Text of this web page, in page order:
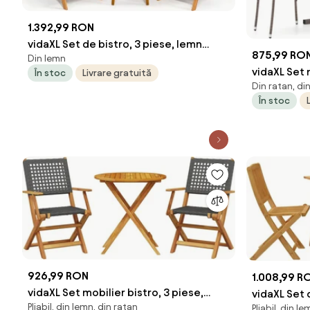
1.392,99 RON
vidaXL Set de bistro, 3 piese, lemn
masiv de acacia
Din lemn
În stoc
Livrare gratuită
875,99
vidaXL Set
maro
Din ratan,
În stoc
926,99 RON
vidaXL Set mobilier bistro, 3 piese,
Pliabil, din lemn, din ratan
1.008,99
vidaXL Set